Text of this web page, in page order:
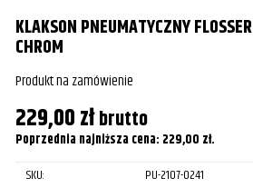
VN900C Vulcan Custom
VN1700 Vulcan Classic/LT
VN1700 Vulcan Classic/LT
VN1700 Vulcan Classic/LT
KLAKSON PNEUMATYCZNY FLOSSER
CHROM
Produkt na zamówienie
229,00złbrutto
Poprzednia najniższa cena: 229,00 zł.
SKU:
PU-2107-0241